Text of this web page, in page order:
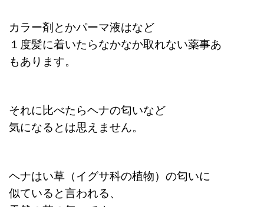
カラー剤とかパーマ液はなど
１度髪に着いたらなかなか取れない薬事あ
もあります。
それに比べたらヘナの匂いなど
気になるとは思えません。
ヘナはい草（イグサ科の植物）の匂いに
似ていると言われる、